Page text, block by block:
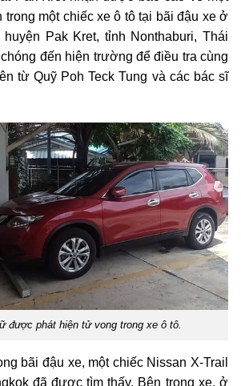
một chiếc xe ô tô tại bãi đậu xe ở
Pak Kret, tỉnh Nonthaburi, Thái
đến hiện trường để điều tra cùng
từ Quỹ Poh Teck Tung và các bác sĩ
được phát hiện tử vong trong xe ô tô.
bãi đậu xe, một chiếc Nissan X-Trail
đã được tìm thấy. Bên trong xe, ở